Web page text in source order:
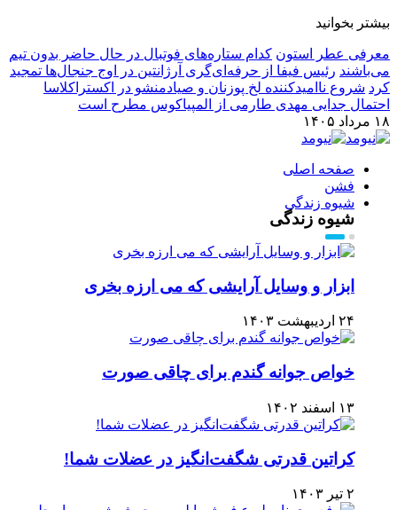
بیشتر بخوانید
معرفی عطر استون کدام ستاره‌های فوتبال در حال حاضر بدون تیم
می‌باشند رئیس فیفا از حرفه‌ای‌گری آرژانتین در اوج جنجال‌ها تمجید
کرد شروع ناامیدکننده لخ پوزنان و صیادمنشو در اکستراکلاسا
احتمال جدایی مهدی طارمی از المپیاکوس مطرح است
۱۸ مرداد ۱۴۰۵
صفحه اصلی
فشن
شیوه زندگی
شیوه زندگی
ابزار و وسایل آرایشی که می ارزه بخری
۲۴ اردیبهشت ۱۴۰۳
خواص جوانه گندم برای چاقی صورت
۱۳ اسفند ۱۴۰۲
کراتین قدرتی شگفت‌انگیز در عضلات شما!
۲ تیر ۱۴۰۳